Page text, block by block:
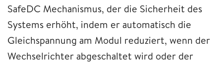
SafeDC Mechanismus, der die Sicherheit des
Systems erhöht, indem er automatisch die
Gleichspannung am Modul reduziert, wenn der
Wechselrichter abgeschaltet wird oder der